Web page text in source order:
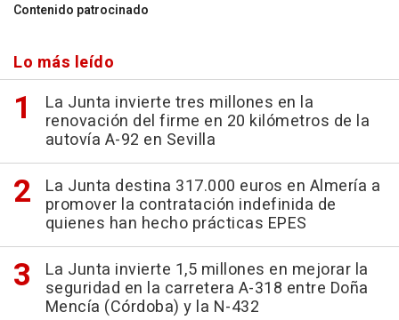
Contenido patrocinado
Lo más leído
La Junta invierte tres millones en la
renovación del firme en 20 kilómetros de la
autovía A-92 en Sevilla
La Junta destina 317.000 euros en Almería a
promover la contratación indefinida de
quienes han hecho prácticas EPES
La Junta invierte 1,5 millones en mejorar la
seguridad en la carretera A-318 entre Doña
Mencía (Córdoba) y la N-432